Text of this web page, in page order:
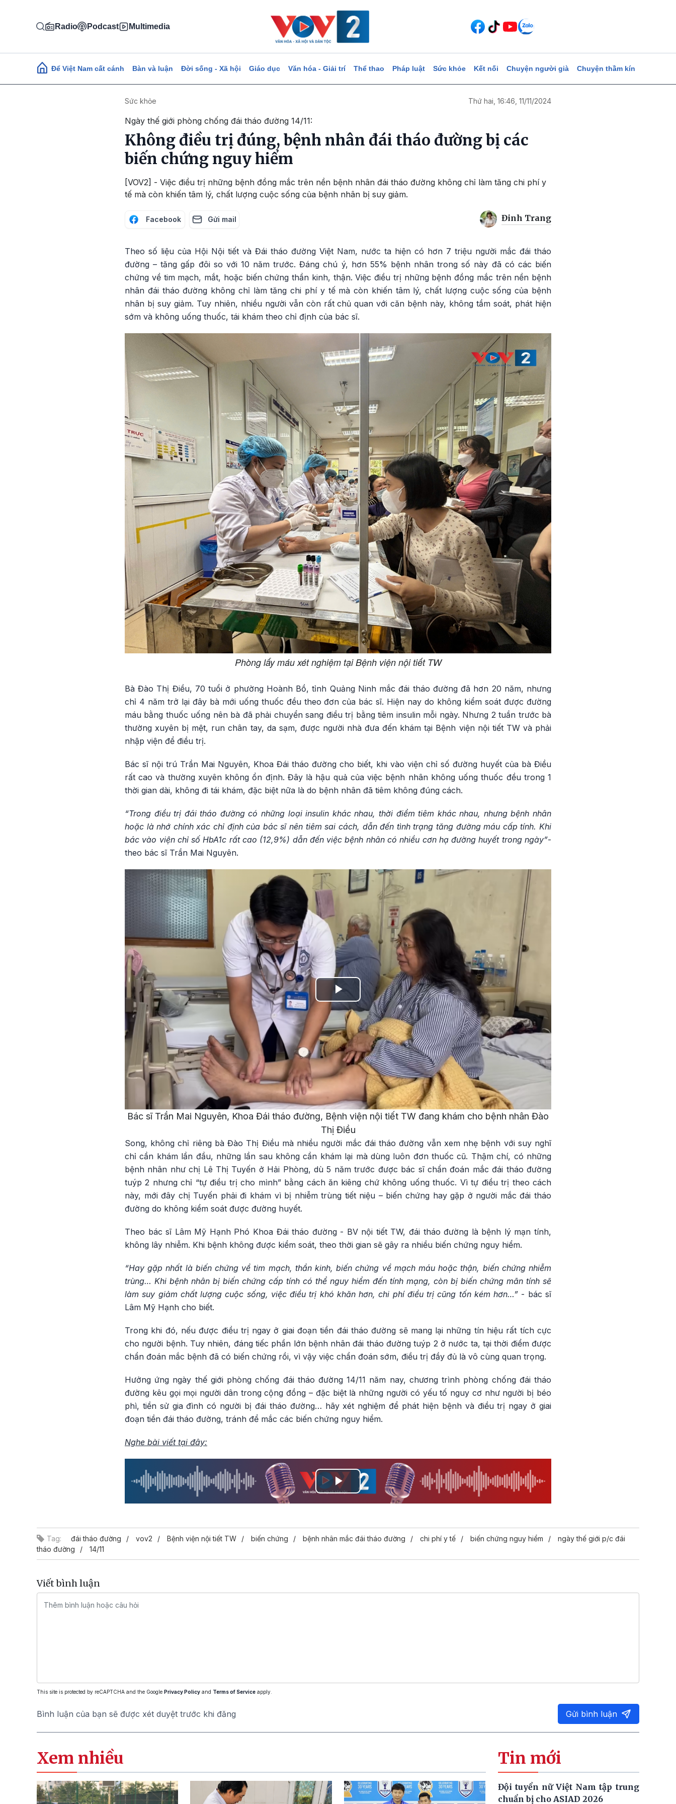
Radio Podcast Multimedia
Main navigation
Để Việt Nam cất cánh Bàn và luận Đời sống - Xã hội Giáo dục Văn hóa - Giải trí Thể thao Pháp luật Sức khỏe Kết nối Chuyện người già Chuyện thầm kín
Sức khỏe Thứ hai, 16:46, 11/11/2024
Ngày thế giới phòng chống đái tháo đường 14/11:
Không điều trị đúng, bệnh nhân đái tháo đường bị các
biến chứng nguy hiểm
[VOV2] - Việc điều trị những bệnh đồng mắc trên nền bệnh nhân đái tháo đường không chỉ làm tăng chi phí y
tế mà còn khiến tâm lý, chất lượng cuộc sống của bệnh nhân bị suy giảm.
Facebook Gửi mail Đinh Trang
Theo số liệu của Hội Nội tiết và Đái tháo đường Việt Nam, nước ta hiện có hơn 7 triệu người mắc đái tháo
đường – tăng gấp đôi so với 10 năm trước. Đáng chú ý, hơn 55% bệnh nhân trong số này đã có các biến
chứng về tim mạch, mắt, hoặc biến chứng thần kinh, thận. Việc điều trị những bệnh đồng mắc trên nền bệnh
nhân đái tháo đường không chỉ làm tăng chi phí y tế mà còn khiến tâm lý, chất lượng cuộc sống của bệnh
nhân bị suy giảm. Tuy nhiên, nhiều người vẫn còn rất chủ quan với căn bệnh này, không tầm soát, phát hiện
sớm và không uống thuốc, tái khám theo chỉ định của bác sĩ.
Phòng lấy máu xét nghiệm tại Bệnh viện nội tiết TW
Bà Đào Thị Điều, 70 tuổi ở phường Hoành Bồ, tỉnh Quảng Ninh mắc đái tháo đường đã hơn 20 năm, nhưng
chỉ 4 năm trở lại đây bà mới uống thuốc đều theo đơn của bác sĩ. Hiện nay do không kiểm soát được đường
máu bằng thuốc uống nên bà đã phải chuyển sang điều trị bằng tiêm insulin mỗi ngày. Nhưng 2 tuần trước bà
thường xuyên bị mệt, run chân tay, da sạm, được người nhà đưa đến khám tại Bệnh viện nội tiết TW và phải
nhập viện để điều trị.
Bác sĩ nội trú Trần Mai Nguyên, Khoa Đái tháo đường cho biết, khi vào viện chỉ số đường huyết của bà Điều
rất cao và thường xuyên không ổn định. Đây là hậu quả của việc bệnh nhân không uống thuốc đều trong 1
thời gian dài, không đi tái khám, đặc biệt nữa là do bệnh nhân đã tiêm không đúng cách.
“Trong điều trị đái tháo đường có những loại insulin khác nhau, thời điểm tiêm khác nhau, nhưng bệnh nhân
hoặc là nhớ chính xác chỉ định của bác sĩ nên tiêm sai cách, dẫn đến tình trạng tăng đường máu cấp tính. Khi
bác vào viện chỉ số HbA1c rất cao (12,9%) dẫn đến việc bệnh nhân có nhiều cơn hạ đường huyết trong ngày”-
theo bác sĩ Trần Mai Nguyên.
Play
Video
Bác sĩ Trần Mai Nguyên, Khoa Đái tháo đường, Bệnh viện nội tiết TW đang khám cho bệnh nhân Đào
Thị Điều
Song, không chỉ riêng bà Đào Thị Điều mà nhiều người mắc đái tháo đường vẫn xem nhẹ bệnh với suy nghĩ
chỉ cần khám lần đầu, những lần sau không cần khám lại mà dùng luôn đơn thuốc cũ. Thậm chí, có những
bệnh nhân như chị Lê Thị Tuyến ở Hải Phòng, dù 5 năm trước được bác sĩ chẩn đoán mắc đái tháo đường
tuýp 2 nhưng chỉ “tự điều trị cho mình” bằng cách ăn kiêng chứ không uống thuốc. Vì tự điều trị theo cách
này, mới đây chị Tuyến phải đi khám vì bị nhiễm trùng tiết niệu – biến chứng hay gặp ở người mắc đái tháo
đường do không kiểm soát được đường huyết.
Theo bác sĩ Lâm Mỹ Hạnh Phó Khoa Đái tháo đường - BV nội tiết TW, đái tháo đường là bệnh lý mạn tính,
không lây nhiễm. Khi bệnh không được kiểm soát, theo thời gian sẽ gây ra nhiều biến chứng nguy hiểm.
“Hay gặp nhất là biến chứng về tim mạch, thần kinh, biến chứng về mạch máu hoặc thận, biến chứng nhiễm
trùng… Khi bệnh nhân bị biến chứng cấp tính có thể nguy hiểm đến tính mạng, còn bị biến chứng mãn tính sẽ
làm suy giảm chất lượng cuộc sống, việc điều trị khó khăn hơn, chi phí điều trị cũng tốn kém hơn…” - bác sĩ
Lâm Mỹ Hạnh cho biết.
Trong khi đó, nếu được điều trị ngay ở giai đoạn tiền đái tháo đường sẽ mang lại những tín hiệu rất tích cực
cho người bệnh. Tuy nhiên, đáng tiếc phần lớn bệnh nhân đái tháo đường tuýp 2 ở nước ta, tại thời điểm được
chẩn đoán mắc bệnh đã có biến chứng rồi, vì vậy việc chẩn đoán sớm, điều trị đầy đủ là vô cùng quan trọng.
Hưởng ứng ngày thế giới phòng chống đái tháo đường 14/11 năm nay, chương trình phòng chống đái tháo
đường kêu gọi mọi người dân trong cộng đồng – đặc biệt là những người có yếu tố nguy cơ như người bị béo
phì, tiền sử gia đình có người bị đái tháo đường… hãy xét nghiệm để phát hiện bệnh và điều trị ngay ở giai
đoạn tiền đái tháo đường, tránh để mắc các biến chứng nguy hiểm.
Nghe bài viết tại đây:
Play
Tag: đái tháo đường vov2 Bệnh viện nội tiết TW biến chứng bệnh nhân mắc đái tháo đường chi phí y tế biến chứng nguy hiểm
ngày thế giới p/c đái
tháo đường
14/11
Viết bình luận
This site is protected by reCAPTCHA and the Google Privacy Policy and Terms of Service apply.
Bình luận của bạn sẽ được xét duyệt trước khi đăng Gửi bình luận
Xem nhiều Tin mới
Đội tuyển nữ Việt Nam tập trung
chuẩn bị cho ASIAD 2026